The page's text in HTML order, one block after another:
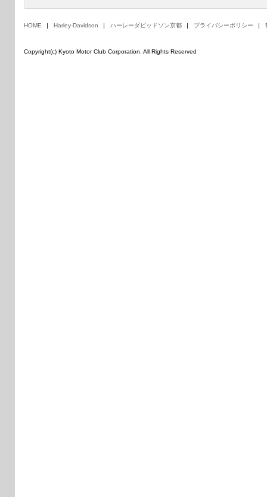
HOME Harley-Davidson ハーレーダビッドソン京都 プライバシーポリシー
Copyright(c) Kyoto Motor Club Corporation. All Rights Reserved